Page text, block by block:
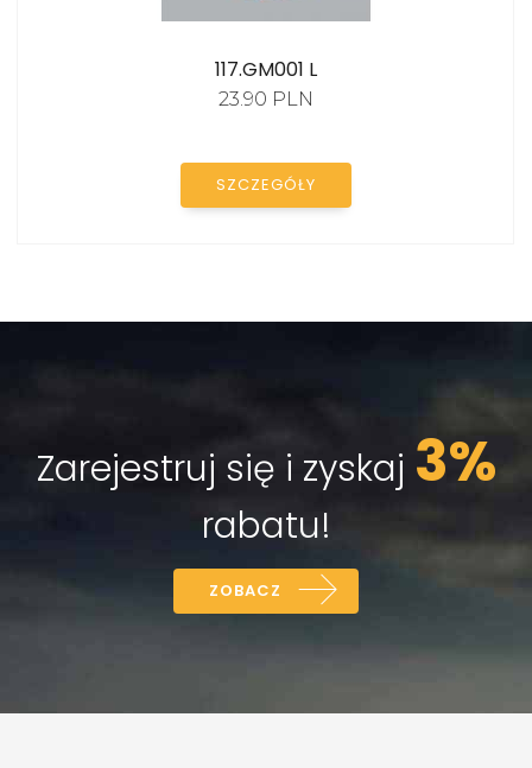
117.GM001 L
23.90 PLN
SZCZEGÓŁY
Zarejestruj się i zyskaj 3%
rabatu!
ZOBACZ